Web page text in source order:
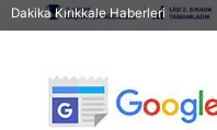
Dakika Kırıkkale Haberleri